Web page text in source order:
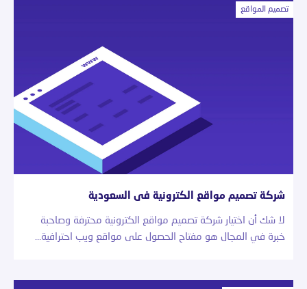
تصميم المواقع
شركة تصميم مواقع الكترونية فى السعودية
لا شك أن اختيار شركة تصميم مواقع الكترونية محترفة وصاحبة
خبرة في المجال هو مفتاح الحصول على مواقع ويب احترافية…